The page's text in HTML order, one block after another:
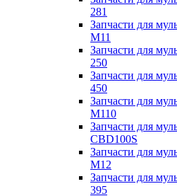
281
Запчасти для
M11
Запчасти для
250
Запчасти для
450
Запчасти для
M110
Запчасти для
CBD100S
Запчасти для
M12
Запчасти для
395